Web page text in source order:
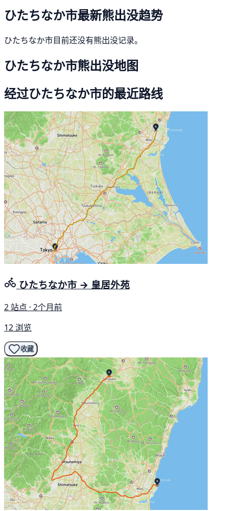
ひたちなか市最新熊出没趋势
ひたちなか市目前还没有熊出没记录。
ひたちなか市熊出没地图
经过ひたちなか市的最近路线
ひたちなか市 → 皇居外苑
2 站点 · 2个月前
12 浏览
收藏